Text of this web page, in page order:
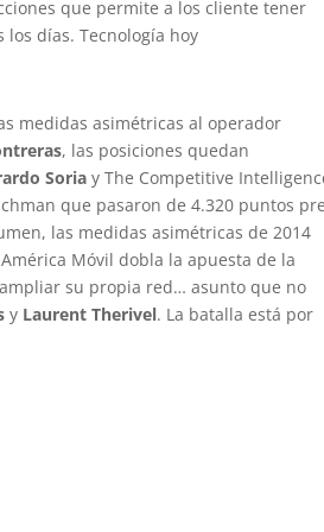
que permite a los cliente tener
los días. Tecnología hoy
medidas asimétricas al operador
, las posiciones quedan
Soria y The Competitive
que pasaron de 4.320 puntos
las medidas asimétricas de 2014
Móvil dobla la apuesta de la
su propia red… asunto que no
y Laurent Therivel. La batalla está por